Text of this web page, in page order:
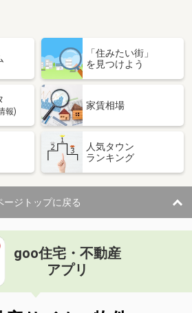
「住みたい街」
を見つけよう
報)
家賃相場
人気タウン
ランキング
ージトップに戻る
goo住宅・不動産
アプリ